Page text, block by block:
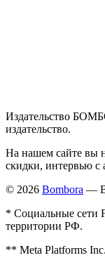
Издательство
издательство.
На нашем сайте вы
скидки, интервью с
© 2026 Bombora —
* Социальные сети
территории РФ.
** Meta Platforms